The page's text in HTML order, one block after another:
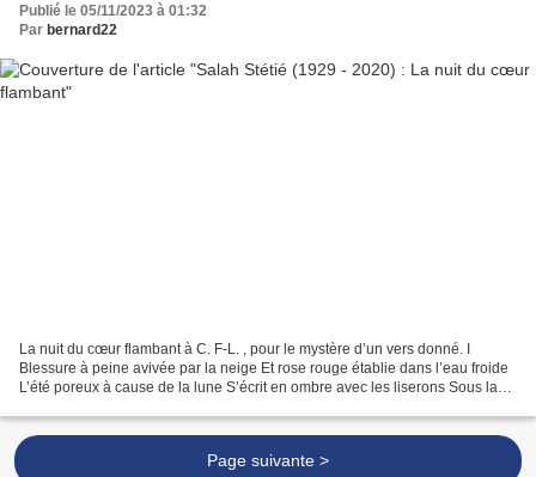
Publié le 05/11/2023 à 01:32
Par bernard22
La nuit du cœur flambant à C. F-L. , pour le mystère d’un vers donné. I
Blessure à peine avivée par la neige Et rose rouge établie dans l’eau froide
L’été poreux à cause de la lune S’écrit en ombre avec les liserons Sous la
Page suivante >